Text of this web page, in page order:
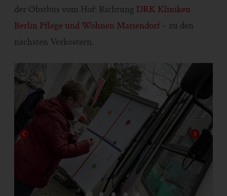
der Obstbus vom Hof: Richtung DRK Kliniken
Berlin Pflege und Wohnen Mariendorf– zu den
nächsten Verkostern.